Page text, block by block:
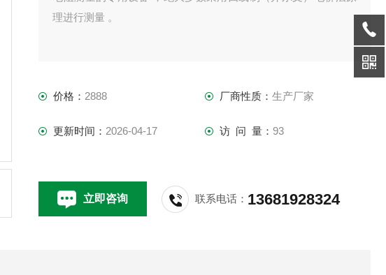
理进行测量 。
价格： 2888 厂商性质： 生产厂家
更新时间： 2026-04-17 访 问 量： 93
立即咨询 联系电话： 13681928324